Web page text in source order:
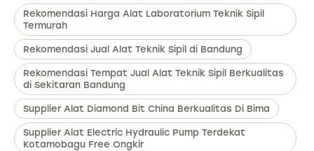
Rekomendasi Harga Alat Laboratorium Teknik Sipil
Termurah
Rekomendasi Jual Alat Teknik Sipil di Bandung
Rekomendasi Tempat Jual Alat Teknik Sipil Berkualitas
di Sekitaran Bandung
Supplier Alat Diamond Bit China Berkualitas Di Bima
Supplier Alat Electric Hydraulic Pump Terdekat
Kotamobagu Free Ongkir